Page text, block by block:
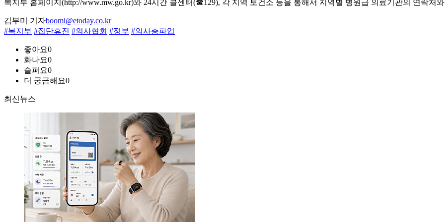
복지부 홈페이지(http://www.mw.go.kr)와 24시간 콜센터(☎129), 각 지역 보건소 등을 통해서 지역별 병원급 의료기관의 연락처
김부미 기자boomi@etoday.co.kr
#복지부 #집단휴진 #의사협회 #정부 #의사총파업
좋아요0
화나요0
슬퍼요0
더 궁금해요0
최신뉴스